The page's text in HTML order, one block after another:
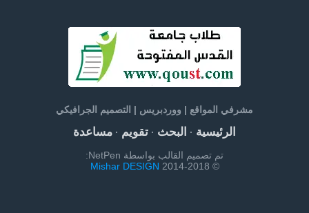
مشرفي المواقع | ووردبريس | التصميم الجرافيكي
الرئيسية· البحث· تقويم· مساعدة
تم تصميم القالب بواسطة NetPen:
© 2014-2018
Mishar DESIGN